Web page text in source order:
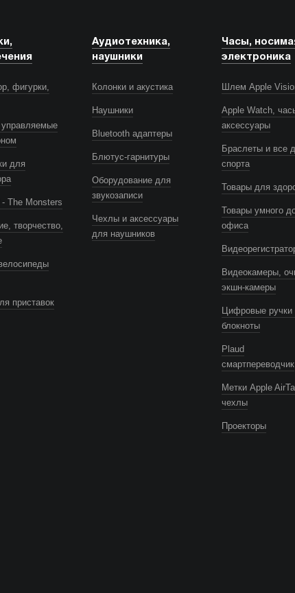
фигурки,
управляемые
для
- The Monsters
творчество,
приставок
Аудиотехника,
наушники
Колонки и акустика
Наушники
Bluetooth адаптеры
Блютус-гарнитуры
Оборудование для
звукозаписи
Чехлы и аксессуары
для наушников
Часы,
электроника
Шлем Apple
Apple Watch,
аксессуары
Браслеты и все
спорта
Товары для
Товары умного
офиса
Видеокамеры,
экшн-камеры
Цифровые ручки
блокноты
Plaud
смартпереводчик
Метки Apple
чехлы
Проекторы